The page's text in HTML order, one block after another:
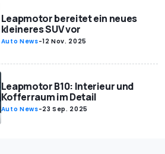
Leapmotor bereitet ein neues
kleineres SUV vor
Auto News-12 Nov. 2025
Leapmotor B10: Interieur und
Kofferraum im Detail
Auto News-23 Sep. 2025